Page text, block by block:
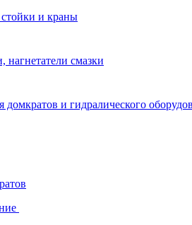
и краны
смазки
домкратов и гидралического